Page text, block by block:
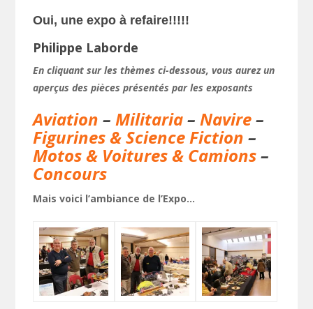
Oui, une expo à refaire!!!!!
Philippe Laborde
En cliquant sur les thèmes ci-dessous, vous aurez un
aperçus des pièces présentés par les exposants
Aviation –Militaria–Navire–
Figurines & Science Fiction –
Motos & Voitures & Camions–
Concours
Mais voici l’ambiance de l’Expo…